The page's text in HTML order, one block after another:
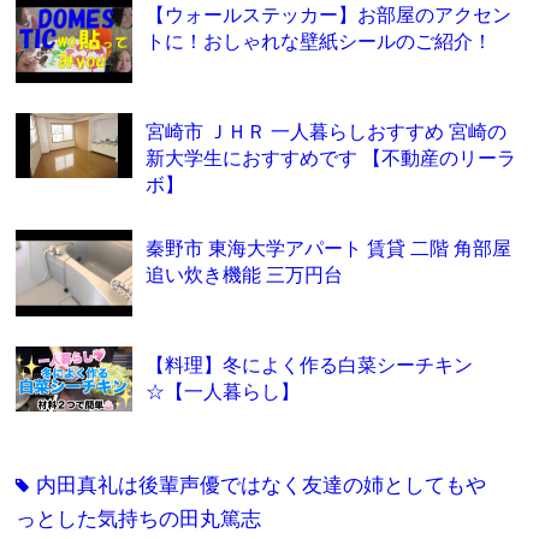
【ウォールステッカー】お部屋のアクセン
トに！おしゃれな壁紙シールのご紹介！
宮崎市 ＪＨＲ 一人暮らしおすすめ 宮崎の
新大学生におすすめです 【不動産のリーラ
ボ】
秦野市 東海大学アパート 賃貸 二階 角部屋
追い炊き機能 三万円台
【料理】冬によく作る白菜シーチキン
☆【一人暮らし】
tag 内田真礼は後輩声優ではなく友達の姉としてもや
っとした気持ちの田丸篤志